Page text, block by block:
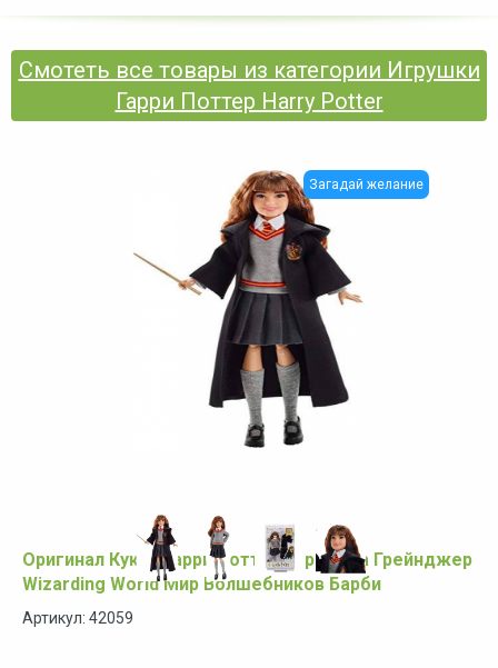
Смотеть все товары из категории Игрушки
Гарри Поттер Harry Potter
Загадай желание
Оригинал Кукла Гарри Поттер Гермиона Грейнджер
Wizarding World Мир Волшебников Барби
Артикул: 42059